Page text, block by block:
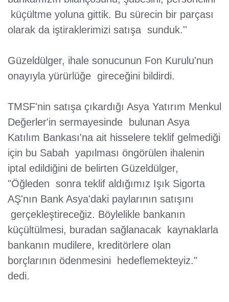
küçültme yoluna gittik. Bu sürecin bir parçası
olarak da iştiraklerimizi satışa sunduk.''
Güzeldülger, ihale sonucunun Fon Kurulu'nun
onayıyla yürürlüğe gireceğini bildirdi.
TMSF'nin satışa çıkardığı Asya Yatırım Menkul
Değerler'in sermayesinde bulunan Asya
Katılım Bankası'na ait hisselere teklif gelmediği
için bu Sabah yapılması öngörülen ihalenin
iptal edildiğini de belirten Güzeldülger,
"Öğleden sonra teklif aldığımız Işık Sigorta
AŞ'nın Bank Asya'daki paylarının satışını
gerçekleştireceğiz. Böylelikle bankanın
küçültülmesi, buradan sağlanacak kaynaklarla
bankanın mudilere, kreditörlere olan
borçlarının ödenmesini hedeflemekteyiz."
dedi.